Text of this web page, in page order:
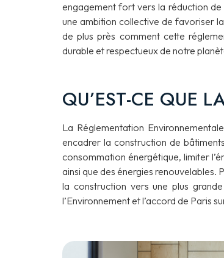
engagement fort vers la réduction de
une ambition collective de favoriser
de plus près comment cette
durable et respectueux de notre
QU’EST-CE QUE
La Réglementation
encadrer la construction de
consommation énergétique, limiter
ainsi que des énergies
la construction vers une plus
l’Environnement et l’accord de Paris